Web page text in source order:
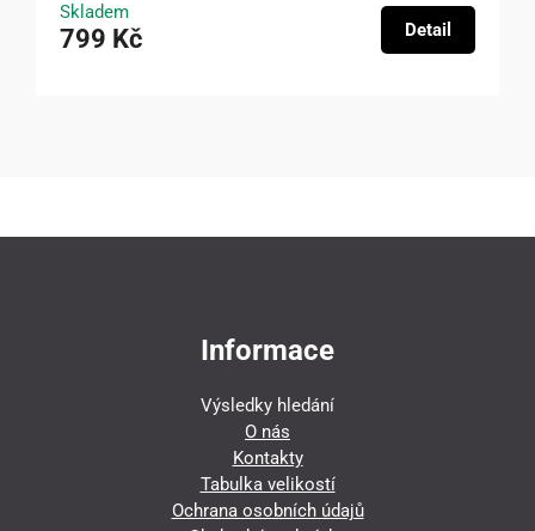
Skladem
799 Kč Detail
Informace
Výsledky hledání
O nás
Kontakty
Tabulka velikostí
Ochrana osobních údajů